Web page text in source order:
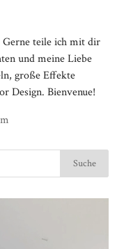
Gerne teile ich mit dir
und meine Liebe
große Effekte
Design. Bienvenue!